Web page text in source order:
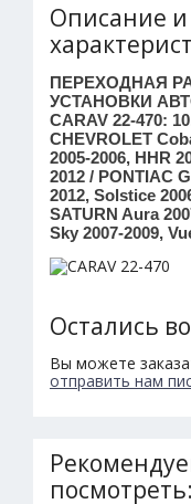
Описание и
ПЕРЕХОДНАЯ
УСТАНОВКИ
CARAV 22-470:
CHEVROLET
2005-2006, HHR
2012 / PONTIAC
2012, Solstice
SATURN Aura
Sky 2007-2009,
Остались
Вы можете
отправить нам
посмотреть: